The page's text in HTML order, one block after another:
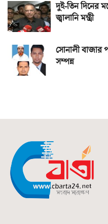
দুই-তিন দিনের
জ্বালানি মন্ত্রী
সোনালী বাজার
সম্পন্ন